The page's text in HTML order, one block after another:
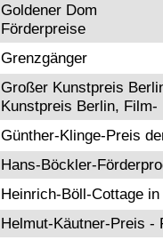
Goldener Dom
Förderpreise
Grenzgänger
Großer Kunstpreis
Kunstpreis Berlin, Film-
Günther-Klinge-Preis
Hans-Böckler-
Heinrich-Böll-Cottage
Helmut-Käutner-Preis -